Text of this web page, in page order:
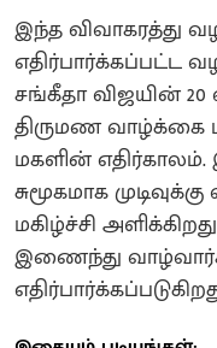
இந்த விவாகரத்து
எதிர்பார்க்கப்பட்ட
சங்கீதா விஜயின்
திருமண வாழ்க்கை
மகளின்
சுமூகமாக
மகிழ்ச்சி
இணைந்து